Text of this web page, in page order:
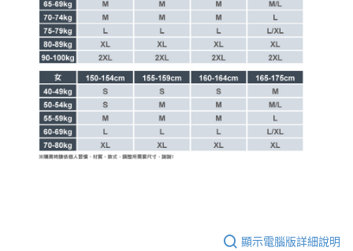
顯示電腦版詳細說明